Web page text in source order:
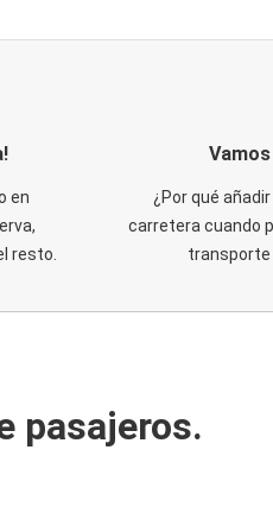
en
resto.
¿Por qué
carretera cuando
transporte
pasajeros.